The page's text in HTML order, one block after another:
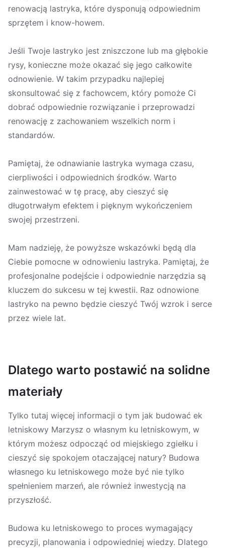
renowacją lastryka, które dysponują odpowiednim
sprzętem i know-howem.
Jeśli Twoje lastryko jest zniszczone lub ma głębokie
rysy, konieczne może okazać się jego całkowite
odnowienie. W takim przypadku najlepiej
skonsultować się z fachowcem, który pomoże Ci
dobrać odpowiednie rozwiązanie i przeprowadzi
renowację z zachowaniem wszelkich norm i
standardów.
Pamiętaj, że odnawianie lastryka wymaga czasu,
cierpliwości i odpowiednich środków. Warto
zainwestować w tę pracę, aby cieszyć się
długotrwałym efektem i pięknym wykończeniem
swojej przestrzeni.
Mam nadzieję, że powyższe wskazówki będą dla
Ciebie pomocne w odnowieniu lastryka. Pamiętaj, że
profesjonalne podejście i odpowiednie narzędzia są
kluczem do sukcesu w tej kwestii. Raz odnowione
lastryko na pewno będzie cieszyć Twój wzrok i serce
przez wiele lat.
Dlatego warto postawić na solidne
materiały
Tylko tutaj więcej informacji o tym jak budować ek
letniskowy Marzysz o własnym ku letniskowym, w
którym możesz odpocząć od miejskiego zgiełku i
cieszyć się spokojem otaczającej natury? Budowa
własnego ku letniskowego może być nie tylko
spełnieniem marzeń, ale również inwestycją na
przyszłość.
Budowa ku letniskowego to proces wymagający
precyzji, planowania i odpowiedniej wiedzy. Dlatego